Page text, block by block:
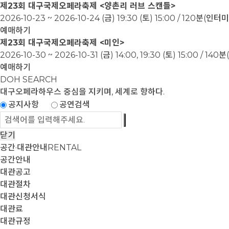
제23회 대구국제오페라축제 <양촌리 러브 스캔들>
2026-10-23 ~ 2026-10-24 (금) 19:30 (토) 15:00 / 120분(인터
예매하기
제23회 대구국제오페라축제 <미인>
2026-10-30 ~ 2026-10-31 (금) 14:00, 19:30 (토) 15:00 / 140분
예매하기
DOH SEARCH
대구오페라하우스 중심을 지키며, 세계로 향하다.
공지사항
공연검색
닫기
공간·대관안내 RENTAL
공간안내
대관공고
대관절차
대관신청서식
대관료
대관규정